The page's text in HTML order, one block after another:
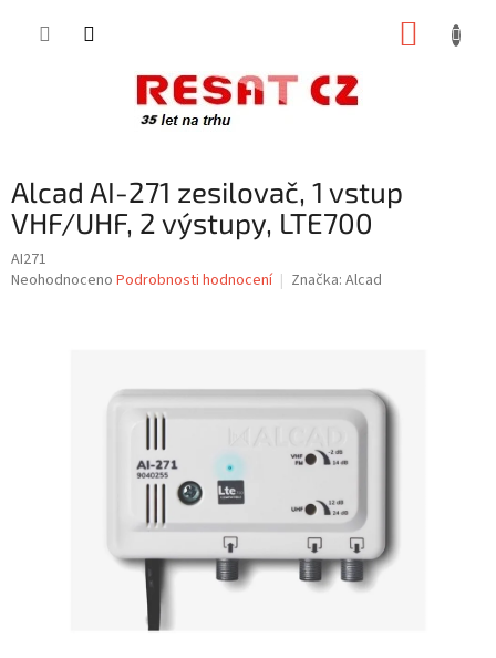
Alcad AI-271 zesilovač, 1 vstup
VHF/UHF, 2 výstupy, LTE700
AI271
Průměrné
Neohodnoceno Podrobnosti hodnocení Značka: Alcad